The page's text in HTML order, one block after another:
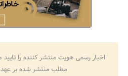
اخبار رسمی هویت منتشر کننده را
مطلب منتشر شده بر